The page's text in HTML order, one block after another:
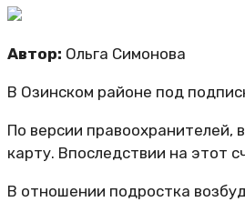
Автор: Ольга Симонова
В Озинском районе под
По версии правоохранителей,
карту. Впоследствии на этот
В отношении подростка